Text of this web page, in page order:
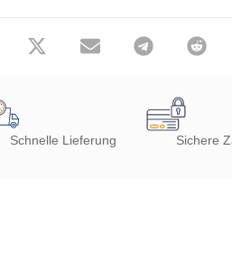
Schnelle Lieferung Sichere